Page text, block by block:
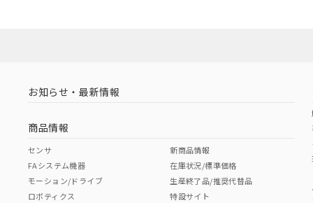
お知らせ・最新情報
商品情報
センサ
FAシステム機器
モーション/ドライブ
ロボティクス
新商品情報
在庫状況/標準価格
生産終了品/推奨代替品
特設サイト